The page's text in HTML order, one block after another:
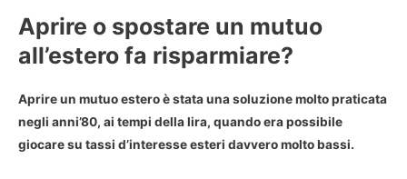
Aprire o spostare un mutuo
all’estero fa risparmiare?
Aprire un mutuo estero è stata una soluzione molto praticata
negli anni’80, ai tempi della lira, quando era possibile
giocare su tassi d’interesse esteri davvero molto bassi.